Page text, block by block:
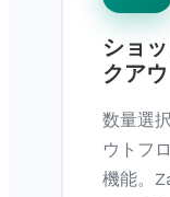
ショ
クアウ
数量選
ウトフ
機能。